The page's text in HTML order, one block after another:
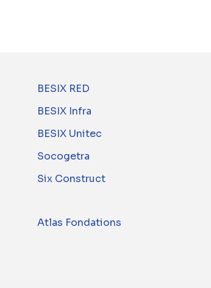
BESIX RED
BESIX Infra
BESIX Unitec
Socogetra
Six Construct
Atlas Fondations